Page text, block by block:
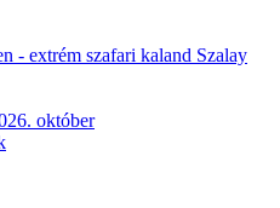
- extrém szafari kaland Szalay
október